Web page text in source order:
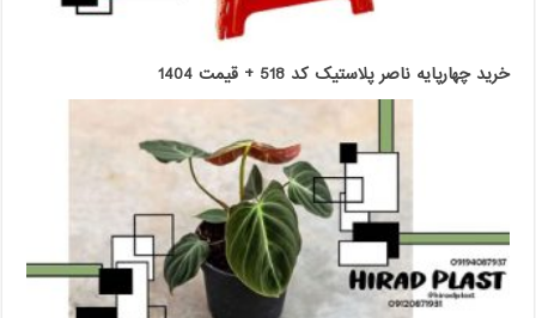
خرید چهارپایه ناصر پلاستیک کد 518 + قیمت 1404